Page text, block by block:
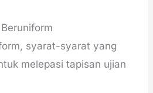
syarat-syarat yang
melepasi tapisan ujian